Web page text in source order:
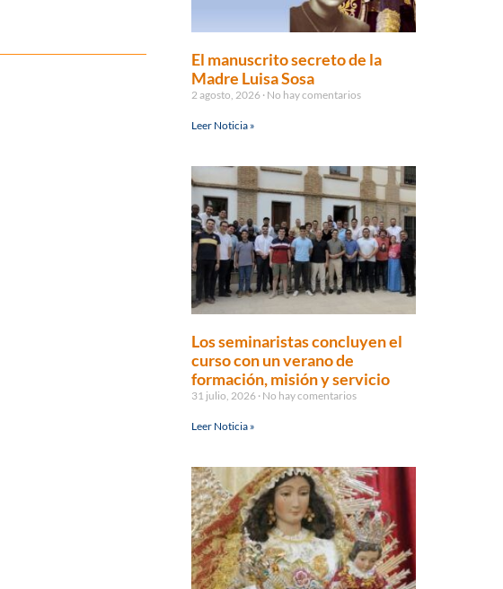
El manuscrito secreto de la
Madre Luisa Sosa
2 agosto, 2026 No hay comentarios
Leer Noticia »
Los seminaristas concluyen el
curso con un verano de
formación, misión y servicio
31 julio, 2026 No hay comentarios
Leer Noticia »